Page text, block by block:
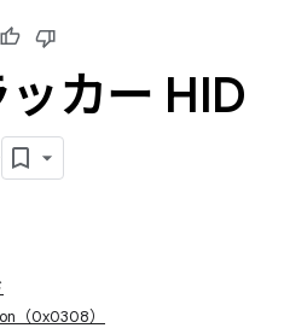
カー HID
（0x0308）